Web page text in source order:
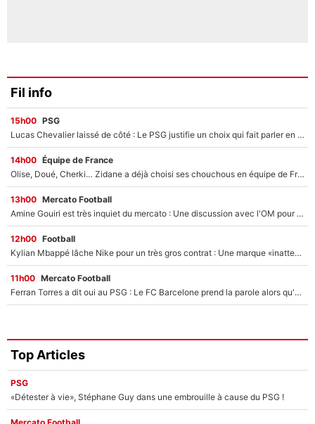
Fil info
15h00 PSG
Lucas Chevalier laissé de côté : Le PSG justifie un choix qui fait parler en plein mercato
14h00 Équipe de France
Olise, Doué, Cherki… Zidane a déjà choisi ses chouchous en équipe de France ? L’IA annonce des surprises sans Kylian Mbappé !
13h00 Mercato Football
Amine Gouiri est très inquiet du mercato : Une discussion avec l'OM pour acter son transfert !
12h00 Football
Kylian Mbappé lâche Nike pour un très gros contrat : Une marque «inattendue» va frapper très fort
11h00 Mercato Football
Ferran Torres a dit oui au PSG : Le FC Barcelone prend la parole alors qu'un transfert de l'attaquant espagnol prend forme
Top Articles
PSG
«Détester à vie», Stéphane Guy dans une embrouille à cause du PSG !
Mercato Football